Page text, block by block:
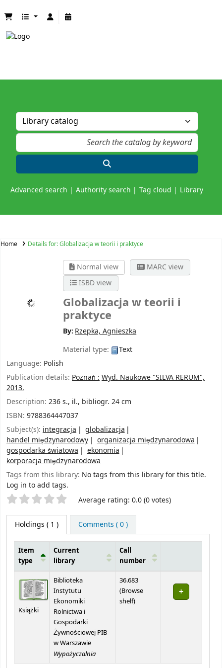
Advanced search Authority search Tag cloud Library
Home Details for:Globalizacja w teorii i praktyce
Normal view
MARC view
ISBD view
Globalizacja w teorii i
praktyce
By: Rzepka, Agnieszka
Material type:
Text
Language: Polish
Publication details: Poznań :Wyd. Naukowe "SILVA RERUM",
2013.
Description: 236 s., il., bibliogr. 24 cm
ISBN: 9788364447037
Subject(s): integracja
globalizacja
handel międzynarodowy
organizacja międzynarodowa
gospodarka światowa
ekonomia
korporacja międzynarodowa
Tags from this library: No tags from this library for this title.
Log in to add tags.
Star ratings Average rating: 0.0 (0 votes)
Holdings ( 1 ) Comments ( 0 )
Item
type
Current
library
Call
number
Książki
Biblioteka
Instytutu
Ekonomiki
Rolnictwa i
Gospodarki
Żywnościowej PIB
w Warszawie
Wypożyczalnia
36.683
(Browse
shelf(Opens below)
)